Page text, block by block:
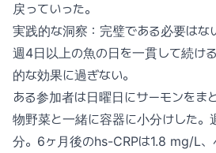
戻っていった。
実践的な洞察：完璧である必要はな
週4日以上の魚の日を一貫して続け
的な効果に過ぎない。
ある参加者は日曜日にサーモンをま
物野菜と一緒に容器に小分けした
分。6ヶ月後のhs-CRPは1.8 mg/L、